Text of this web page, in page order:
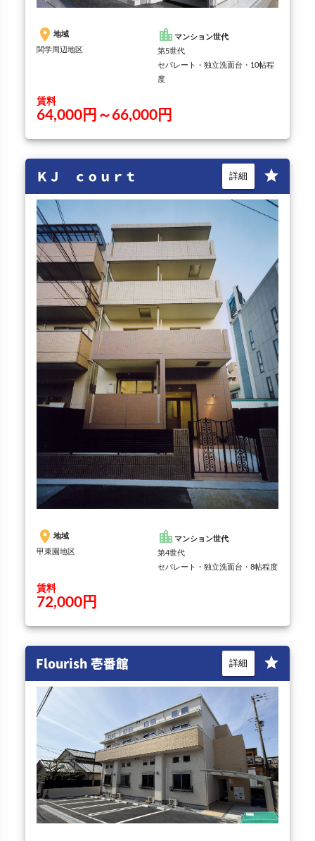
place 地域
関学周辺地区
location_city マンション世代
第5世代
セパレート・独立洗面台・10帖程
度
賃料
64,000円～66,000円
ＫＪ ｃｏｕｒｔ star
詳細
place 地域
甲東園地区
location_city マンション世代
第4世代
セパレート・独立洗面台・8帖程度
賃料
72,000円
Flourish 壱番館 star
詳細